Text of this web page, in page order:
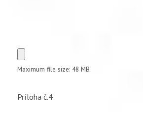
Maximum file size: 48 MB
Príloha č.4